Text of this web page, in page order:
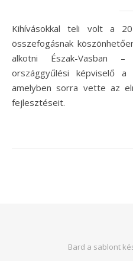
Kihívásokkal teli volt a 2023-as esztendő is, de az
összefogásnak
alkotni Észak-Vasban
országgyűlési képviselő a
amelyben sorra vette az
fejlesztéseit.
Bard a sablont